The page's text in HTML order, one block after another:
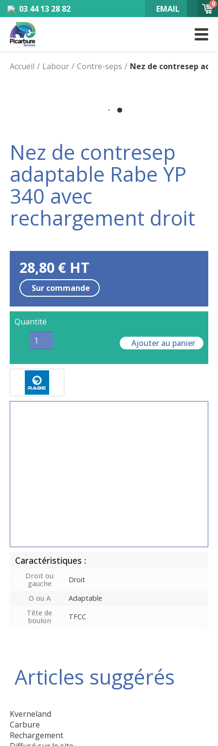
03 44 13 28 82 EMAIL 0
Accueil Labour Contre-seps Nez de contresep
Nez de contresep
adaptable Rabe YP
340 avec
rechargement droit
Caractéristiques :
Droit ou
gauche
Droit
O ou A
Adaptable
Tête de
boulon
TFCC
28,80 € HT
Sur commande
Quantité
Ajouter au panier
Articles suggérés
Kverneland
Carbure
Rechargement